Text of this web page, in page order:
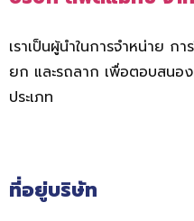
เราเป็นผู้นำในการจำหน่าย ก
ยก และรถลาก เพื่อตอบสนอ
ประเภท
ที่อยู่บริษัท